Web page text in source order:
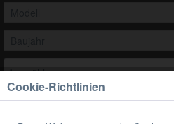
Auswählen
Cookie-Richtlinien